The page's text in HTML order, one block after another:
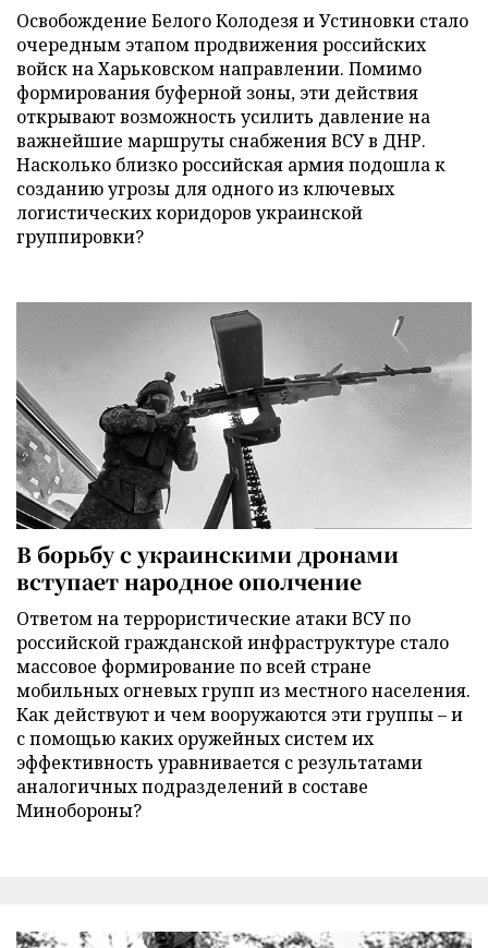
Освобождение Белого Колодезя и Устиновки стало
очередным этапом продвижения российских
войск на Харьковском направлении. Помимо
формирования буферной зоны, эти действия
открывают возможность усилить давление на
важнейшие маршруты снабжения ВСУ в ДНР.
Насколько близко российская армия подошла к
созданию угрозы для одного из ключевых
логистических коридоров украинской
группировки?
В борьбу с украинскими дронами
вступает народное ополчение
Ответом на террористические атаки ВСУ по
российской гражданской инфраструктуре стало
массовое формирование по всей стране
мобильных огневых групп из местного населения.
Как действуют и чем вооружаются эти группы – и
с помощью каких оружейных систем их
эффективность уравнивается с результатами
аналогичных подразделений в составе
Минобороны?